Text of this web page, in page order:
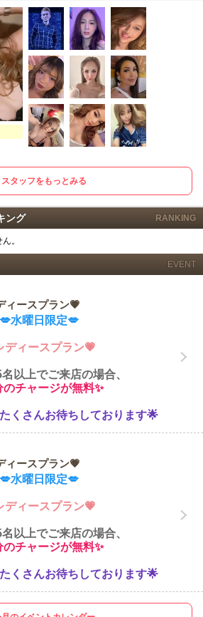
スタッフをもっとみる
ング RANKING
。
EVENT
ィースプラン💗
💋水曜日限定💋
ディースプラン💗
以上でご来店の場合、
のチャージが無料✨
くさんお待ちしております🌟
ィースプラン💗
💋水曜日限定💋
ディースプラン💗
以上でご来店の場合、
のチャージが無料✨
くさんお待ちしております🌟